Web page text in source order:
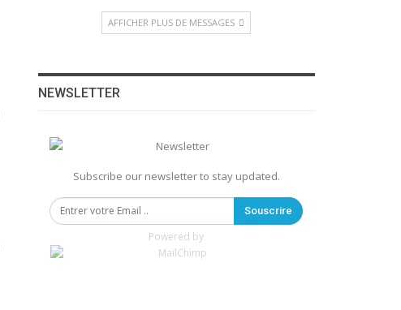
AFFICHER PLUS DE MESSAGES
NEWSLETTER
Subscribe our newsletter to stay updated.
Souscrire
Powered by